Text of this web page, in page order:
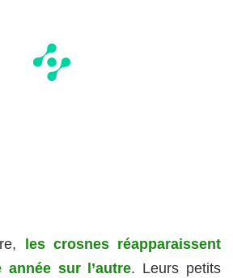
les crosnes réapparaissent
année sur l’autre. Leurs petits